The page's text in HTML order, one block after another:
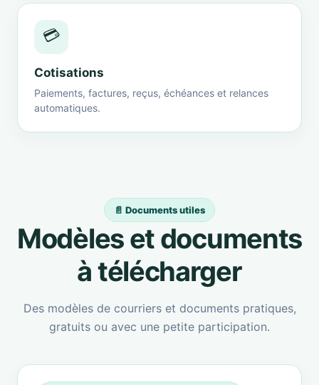
💳
Cotisations
Paiements, factures, reçus, échéances et relances
automatiques.
📄 Documents utiles
Modèles et documents
à télécharger
Des modèles de courriers et documents pratiques,
gratuits ou avec une petite participation.